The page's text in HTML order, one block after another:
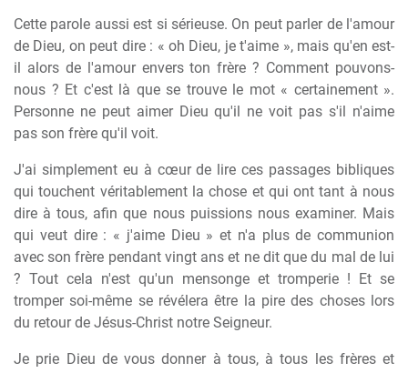
Cette parole aussi est si sérieuse. On peut parler de l'amour
de Dieu, on peut dire : « oh Dieu, je t'aime », mais qu'en est-
il alors de l'amour envers ton frère ? Comment pouvons-
nous ? Et c'est là que se trouve le mot « certainement ».
Personne ne peut aimer Dieu qu'il ne voit pas s'il n'aime
pas son frère qu'il voit.
J'ai simplement eu à cœur de lire ces passages bibliques
qui touchent véritablement la chose et qui ont tant à nous
dire à tous, afin que nous puissions nous examiner. Mais
qui veut dire : « j'aime Dieu » et n'a plus de communion
avec son frère pendant vingt ans et ne dit que du mal de lui
? Tout cela n'est qu'un mensonge et tromperie ! Et se
tromper soi-même se révélera être la pire des choses lors
du retour de Jésus-Christ notre Seigneur.
Je prie Dieu de vous donner à tous, à tous les frères et